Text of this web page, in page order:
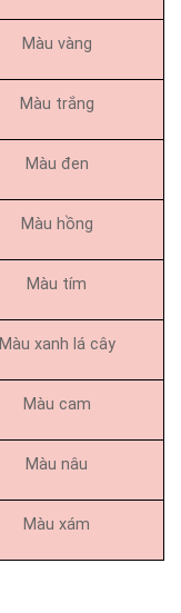
Màu vàng
Màu trắng
Màu đen
Màu hồng
Màu tím
Màu xanh lá cây
Màu cam
Màu nâu
Màu xám